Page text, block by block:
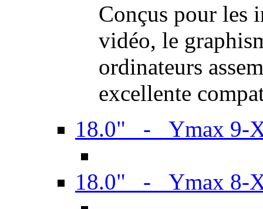
Conçus pour les
vidéo, le
ordinateurs
excellente
18.0" - Ymax 9-
18.0" - Ymax 8-